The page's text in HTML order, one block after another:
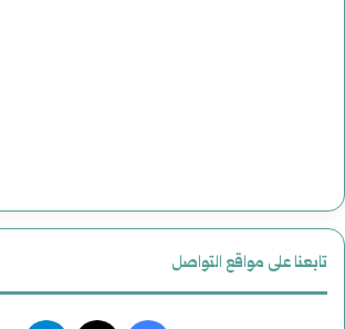
تابعنا على مواقع التواصل